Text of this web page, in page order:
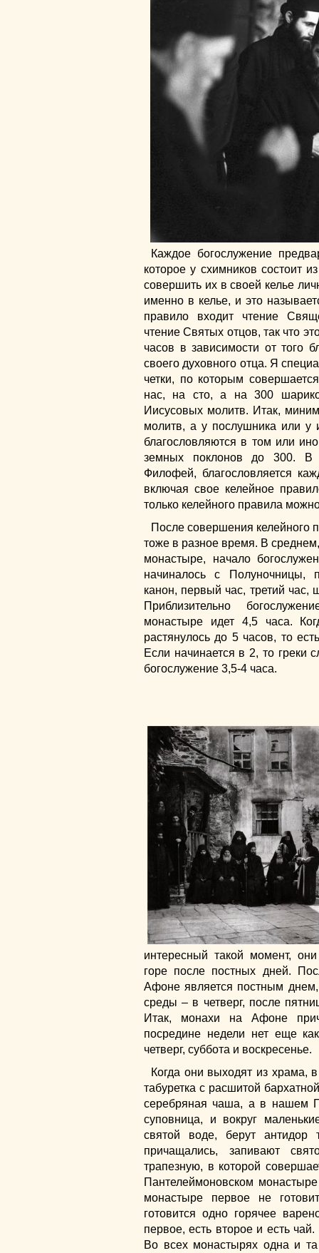
Каждое богослужение
которое у схимников состоит
совершить их в своей келье
именно в келье, и это
правило входит чтение
чтение Святых отцов, так что
часов в зависимости от того
своего духовного отца. Я
четки, по которым
нас, на сто, а на 300
Иисусовых молитв. Итак,
молитв, а у послушника или у
благословляются в том или
земных поклонов до 300. В
Филофей, благословляется
включая свое келейное
только келейного правила
После совершения келейного
тоже в разное время. В
монастыре, начало
начиналось с Полуночницы,
канон, первый час, третий час,
Приблизительно
монастыре идет 4,5 часа.
растянулось до 5 часов, то
Если начинается в 2, то греки
богослужение 3,5-4 часа.
интересный такой момент,
горе после постных дней.
Афоне является постным
среды – в четверг, после
Итак, монахи на Афоне
посредине недели нет еще
четверг, суббота и воскресенье.
Когда они выходят из храма,
табуретка с расшитой
серебряная чаша, а в нашем
суповница, и вокруг
святой воде, берут
причащались, запивают
трапезную, в которой
Пантелеймоновском
монастыре первое не
готовится одно горячее
первое, есть второе и есть
Во всех монастырях одна и